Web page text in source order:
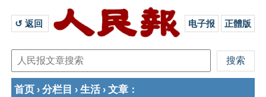
↺ 返回 电子报 正體版
首页 › 分栏目 › 生活 › 文章 ：